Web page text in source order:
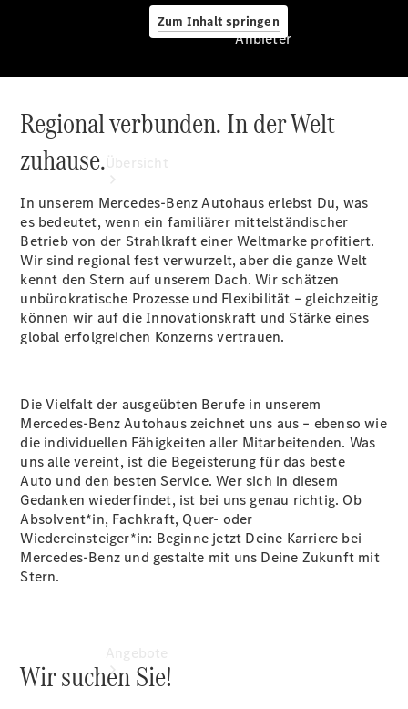
Zum Inhalt springen
Anbieter
Startseite
Ansprechpartner
finden
Servicetermin
buchen
Tel: +49
8382 98830
Anbieter
Regional verbunden. In der Welt
zuhause.
In unserem Mercedes-Benz Autohaus erlebst Du, was
es bedeutet, wenn ein familiärer mittelständischer
Betrieb von der Strahlkraft einer Weltmarke profitiert.
Wir sind regional fest verwurzelt, aber die ganze Welt
kennt den Stern auf unserem Dach. Wir schätzen
unbürokratische Prozesse und Flexibilität – gleichzeitig
können wir auf die Innovationskraft und Stärke eines
global erfolgreichen Konzerns vertrauen.
Die Vielfalt der ausgeübten Berufe in unserem
Mercedes-Benz Autohaus zeichnet uns aus – ebenso wie
die individuellen Fähigkeiten aller Mitarbeitenden. Was
uns alle vereint, ist die Begeisterung für das beste
Auto und den besten Service. Wer sich in diesem
Gedanken wiederfindet, ist bei uns genau richtig. Ob
Absolvent*in, Fachkraft, Quer- oder
Wiedereinsteiger*in: Beginne jetzt Deine Karriere bei
Mercedes-Benz und gestalte mit uns Deine Zukunft mit
Stern.
Wir suchen Sie!